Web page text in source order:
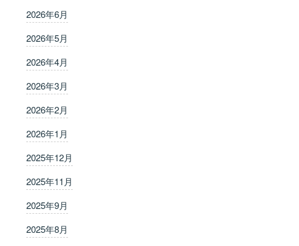
2026年6月
2026年5月
2026年4月
2026年3月
2026年2月
2026年1月
2025年12月
2025年11月
2025年9月
2025年8月